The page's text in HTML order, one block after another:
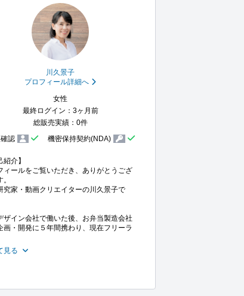
川久景子
プロフィール詳細へ
女性
最終ログイン：3ヶ月前
総販売実績：0件
認
機密保持契約(NDA)
紹介】
ィールをご覧いただき、ありがとうござ
究家・動画クリエイターの川久景子で
ザイン会社で働いた後、お弁当製造会社
画・開発に５年間携わり、現在フリーラ
見る